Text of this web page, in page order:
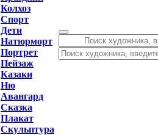
Колхоз
Спорт
Дети
Натюрморт
Портрет
Пейзаж
Казаки
Ню
Авангард
Сказка
Плакат
Скульптура